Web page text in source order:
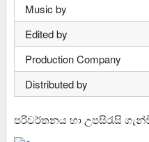
Music by
Edited by
Production Company
Distributed by
පරිවර්තනය හා උපසිරැසි